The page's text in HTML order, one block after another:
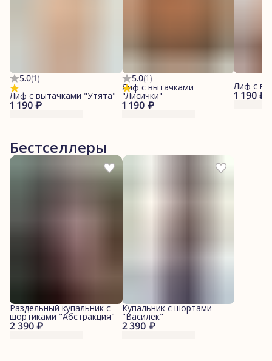
5.0(1)
1 190 ₽
Лиф с вытачками "Утята"
5.0(1)
1 190 ₽
Лиф с вытачками
"Лисички" 1 190 ₽
Лиф с
Бестселлеры
2 390 ₽
Раздельный купальник с
шортиками "Абстракция"
2 390 ₽
Купальник с шортами
"Василек"